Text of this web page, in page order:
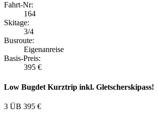
Fahrt-Nr:
164
Skitage:
3/4
Busroute:
Eigenanreise
Basis-Preis:
395 €
Low Bugdet Kurztrip inkl. Gletscherskipass!
3 ÜB 395 €